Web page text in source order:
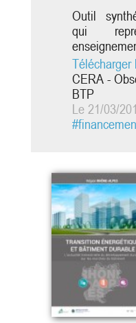
Outil
qui
Bâtiment
CERA -
BTP
Le 21/03/